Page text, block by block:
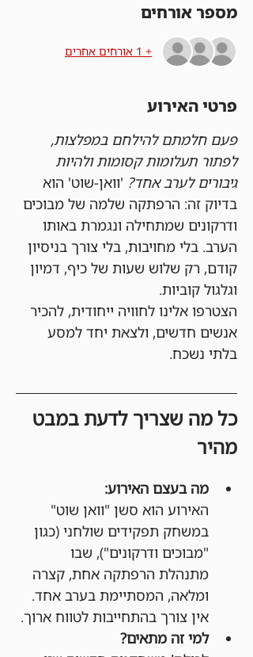
מספר אורחים
+ 1 אורחים אחרים
פרטי האירוע
פעם חלמתם להילחם במפלצות,
לפתור תעלומות קסומות ולהיות
גיבורים לערב אחד? 'וואן-שוט' הוא
בדיוק זה: הרפתקה שלמה של מבוכים
ודרקונים שמתחילה ונגמרת באותו
הערב. בלי מחויבות, בלי צורך בניסיון
קודם, רק שלוש שעות של כיף, דמיון
וגלגול קוביות.
הצטרפו אלינו לחוויה ייחודית, להכיר
אנשים חדשים, ולצאת יחד למסע
בלתי נשכח.
כל מה שצריך לדעת במבט
מהיר
מה בעצם האירוע:
האירוע הוא סשן "וואן שוט"
במשחק תפקידים שולחני (כגון
"מבוכים ודרקונים"), שבו
מתנהלת הרפתקה אחת, קצרה
ומלאה, המסתיימת בערב אחד.
אין צורך בהתחייבות לטווח ארוך.
למי זה מתאים?